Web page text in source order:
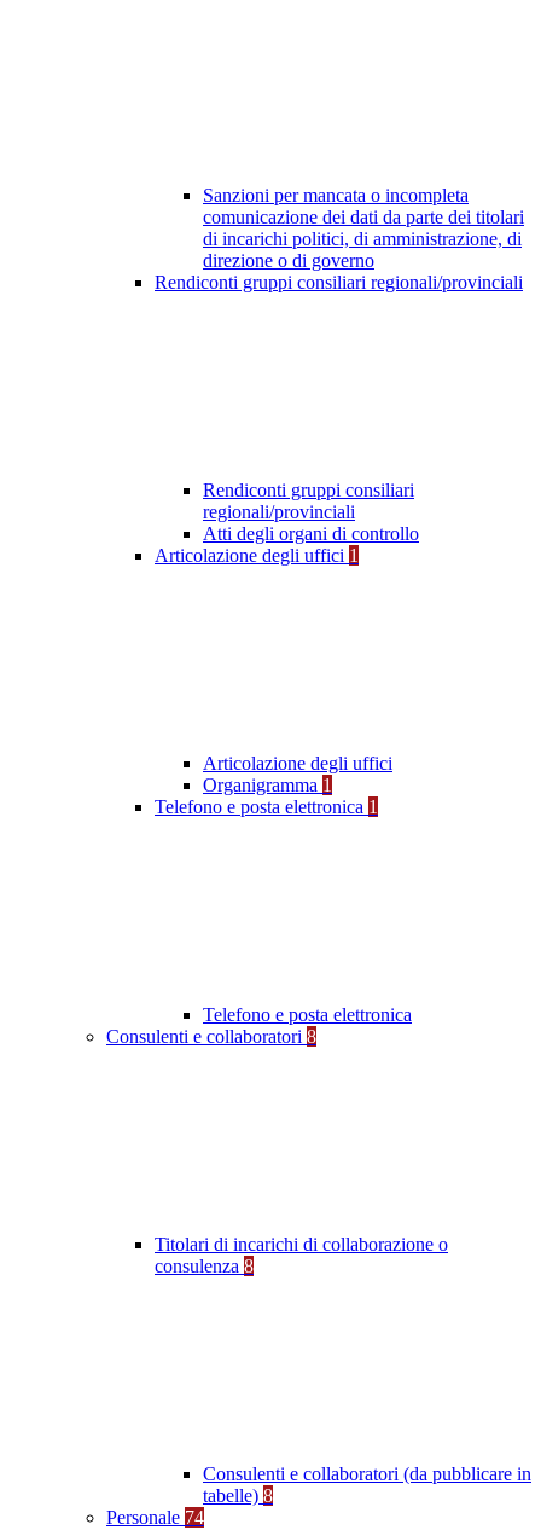
Sanzioni per mancata o incompleta
comunicazione dei dati da parte dei titolari
di incarichi politici, di amministrazione, di
direzione o di governo
Rendiconti gruppi consiliari regionali/provinciali
Rendiconti gruppi consiliari
regionali/provinciali
Atti degli organi di controllo
Articolazione degli uffici 1
Articolazione degli uffici
Organigramma 1
Telefono e posta elettronica 1
Telefono e posta elettronica
Consulenti e collaboratori 8
Titolari di incarichi di collaborazione o
consulenza 8
Consulenti e collaboratori (da pubblicare in
tabelle) 8
Personale 74